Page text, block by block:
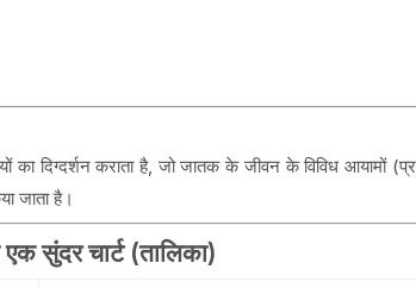
का दिग्दर्शन कराता है, जो जातक के जीवन के विविध
जाता है।
सुंदर चार्ट (तालिका)